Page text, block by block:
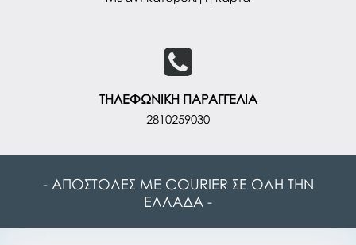
ΤΗΛΕΦΩΝΙΚΗ ΠΑΡΑΓΓΕΛΙΑ
2810259030
- ΑΠΟΣΤΟΛΕΣ ΜΕ COURIER ΣΕ ΟΛΗ ΤΗΝ
ΕΛΛΑΔΑ -